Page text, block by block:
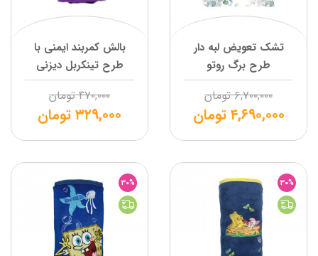
تشک تعویض لبه دار
طرح برگ روتو
۶,۷۰۰,۰۰۰ تومان
۴,۶۹۰,۰۰۰ تومان
بالش کمربند ایمنی با
طرح تینکربل دیزنی
۴۷۰,۰۰۰ تومان
۳۲۹,۰۰۰تومان
30%
30%